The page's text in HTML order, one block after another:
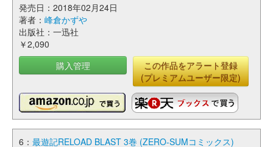
発売日：2018年02月24日
著者： 峰倉かずや
出版社：一迅社
￥2,090
購入管理
この作品をアラート登録
(プレミアムユーザー限定)
6： 最遊記RELOAD BLAST 3巻 (ZERO-SUMコミックス)